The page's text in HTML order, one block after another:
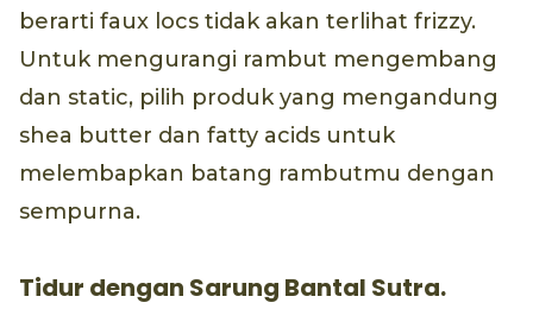
berarti faux locs tidak akan terlihat frizzy.
Untuk mengurangi rambut mengembang
dan static, pilih produk yang mengandung
shea butter dan fatty acids untuk
melembapkan batang rambutmu dengan
sempurna.
Tidur dengan Sarung Bantal Sutra.